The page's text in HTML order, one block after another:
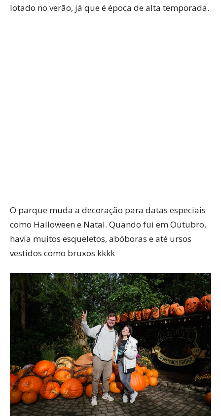
lotado no verão, já que é época de alta temporada.
O parque muda a decoração para datas especiais
como Halloween e Natal. Quando fui em Outubro,
havia muitos esqueletos, abóboras e até ursos
vestidos como bruxos kkkk